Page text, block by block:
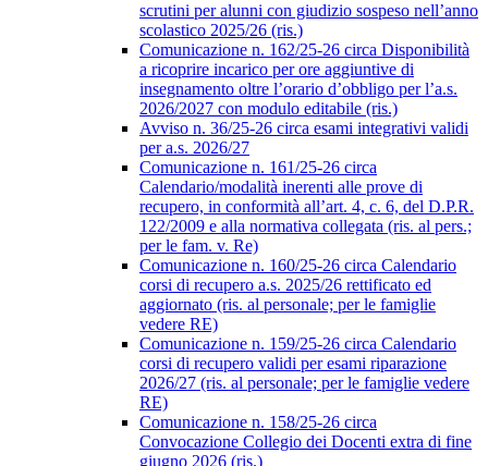
scrutini per alunni con giudizio sospeso nell’anno
scolastico 2025/26 (ris.)
Comunicazione n. 162/25-26 circa Disponibilità
a ricoprire incarico per ore aggiuntive di
insegnamento oltre l’orario d’obbligo per l’a.s.
2026/2027 con modulo editabile (ris.)
Avviso n. 36/25-26 circa esami integrativi validi
per a.s. 2026/27
Comunicazione n. 161/25-26 circa
Calendario/modalità inerenti alle prove di
recupero, in conformità all’art. 4, c. 6, del D.P.R.
122/2009 e alla normativa collegata (ris. al pers.;
per le fam. v. Re)
Comunicazione n. 160/25-26 circa Calendario
corsi di recupero a.s. 2025/26 rettificato ed
aggiornato (ris. al personale; per le famiglie
vedere RE)
Comunicazione n. 159/25-26 circa Calendario
corsi di recupero validi per esami riparazione
2026/27 (ris. al personale; per le famiglie vedere
RE)
Comunicazione n. 158/25-26 circa
Convocazione Collegio dei Docenti extra di fine
giugno 2026 (ris.)